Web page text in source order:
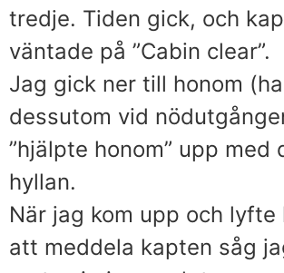
tredje. Tiden gick, och
väntade på ”Cabin clear”.
Jag gick ner till honom
dessutom vid
”hjälpte honom” upp med
hyllan.
När jag kom upp och lyfte
att meddela kapten såg